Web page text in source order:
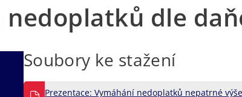
dle
Soubory ke stažení
Prezentace: Vymáhání nedoplatků nepatrné